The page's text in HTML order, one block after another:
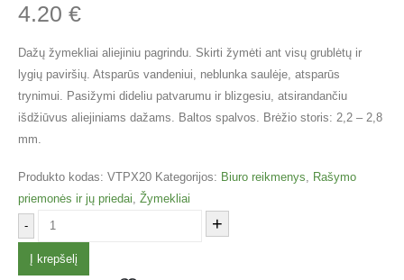
4.20 €
Dažų žymekliai aliejiniu pagrindu. Skirti žymėti ant visų grublėtų ir
lygių paviršių. Atsparūs vandeniui, neblunka saulėje, atsparūs
trynimui. Pasižymi dideliu patvarumu ir blizgesiu, atsirandančiu
išdžiūvus aliejiniams dažams. Baltos spalvos. Brėžio storis: 2,2 – 2,8
mm.
Produkto kodas: VTPX20 Kategorijos: Biuro reikmenys, Rašymo
priemonės ir jų priedai, Žymekliai
-
+
Į krepšelį